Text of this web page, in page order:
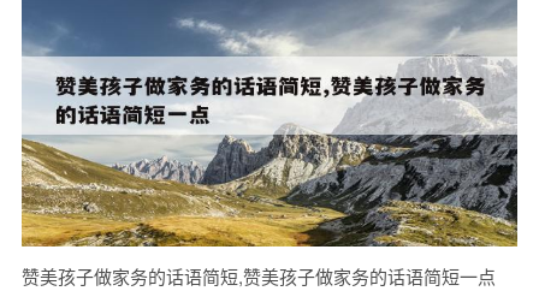
赞美孩子做家务的话语简短,赞美孩子做家务的话语简短一点